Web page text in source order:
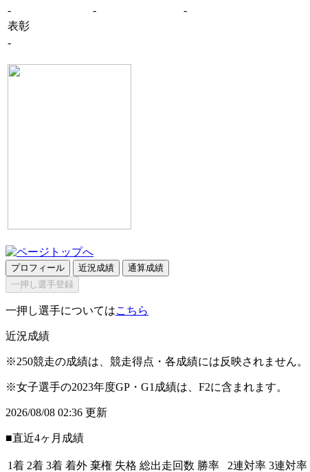
-
-
-
表彰
-
プロフィール 近況成績
通算成績
一押し選手登録
一押し選手についてはこちら
近況成績
※250競走の成績は、競走得点・各成績には反映されません。
※女子選手の2023年度GP・G1成績は、F2に含まれます。
2026/08/08 02:36 更新
■直近4ヶ月成績
1着 2着 3着 着外 棄権 失格 総出走回数 勝率 2連対率 3連対率